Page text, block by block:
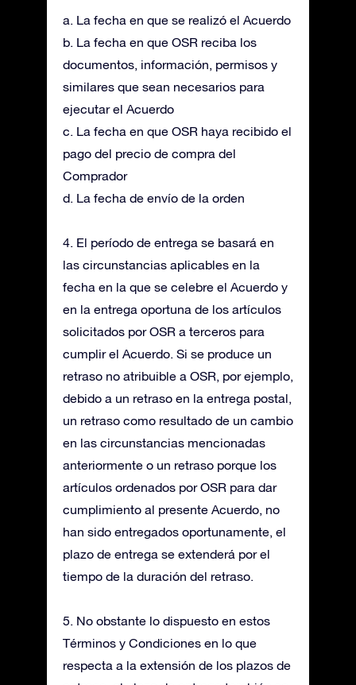
a. La fecha en que se realizó el Acuerdo
b. La fecha en que OSR reciba los
documentos, información, permisos y
similares que sean necesarios para
ejecutar el Acuerdo
c. La fecha en que OSR haya recibido el
pago del precio de compra del
Comprador
d. La fecha de envío de la orden
4. El período de entrega se basará en
las circunstancias aplicables en la
fecha en la que se celebre el Acuerdo y
en la entrega oportuna de los artículos
solicitados por OSR a terceros para
cumplir el Acuerdo. Si se produce un
retraso no atribuible a OSR, por ejemplo,
debido a un retraso en la entrega postal,
un retraso como resultado de un cambio
en las circunstancias mencionadas
anteriormente o un retraso porque los
artículos ordenados por OSR para dar
cumplimiento al presente Acuerdo, no
han sido entregados oportunamente, el
plazo de entrega se extenderá por el
tiempo de la duración del retraso.
5. No obstante lo dispuesto en estos
Términos y Condiciones en lo que
respecta a la extensión de los plazos de